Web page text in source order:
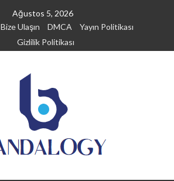
Ağustos 5, 2026
Bize Ulaşın DMCA
Yayın Politikası
Gizlilik Politikası